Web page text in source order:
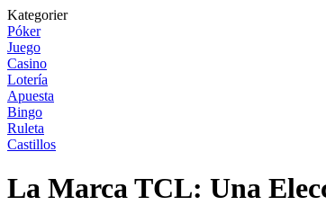
Kategorier
Póker
Juego
Casino
Lotería
Apuesta
Bingo
Ruleta
Castillos
La Marca TCL: Una